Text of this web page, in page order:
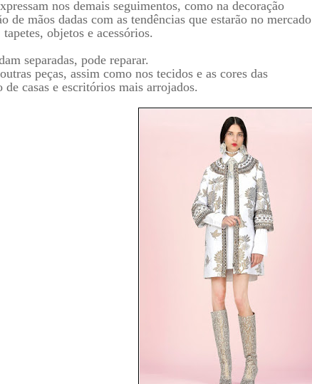
nos demais seguimentos, como na decoração
de mãos dadas com as tendências que estarão no mercado
objetos e acessórios.
separadas, pode reparar.
peças, assim como nos tecidos e as cores das
casas e escritórios mais arrojados.